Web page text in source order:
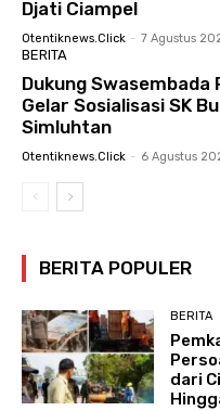
Djati Ciampel
Otentiknews.click - 7 Agustus
BERITA
Dukung Swasembada
Gelar Sosialisasi SK
Simluhtan
Otentiknews.click - 6 Agustus
BERITA POPULER
BERITA
dari